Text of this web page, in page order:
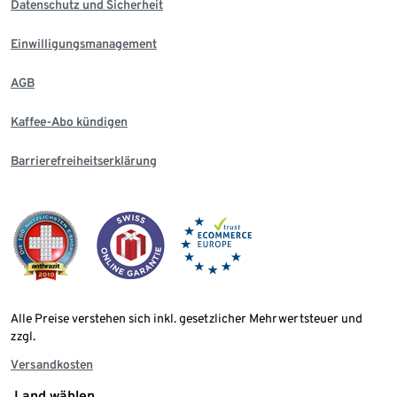
Datenschutz und Sicherheit
Einwilligungsmanagement
AGB
Kaffee-Abo kündigen
Barrierefreiheitserklärung
Alle Preise verstehen sich inkl. gesetzlicher Mehrwertsteuer und
zzgl.
Versandkosten